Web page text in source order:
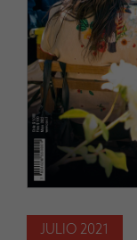
JULIO 2021